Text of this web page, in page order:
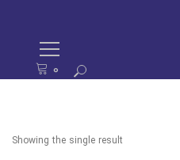
0
Showing the single result